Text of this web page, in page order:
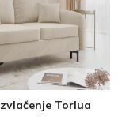
Torlua